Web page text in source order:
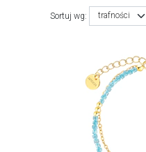
Sortuj wg: trafności